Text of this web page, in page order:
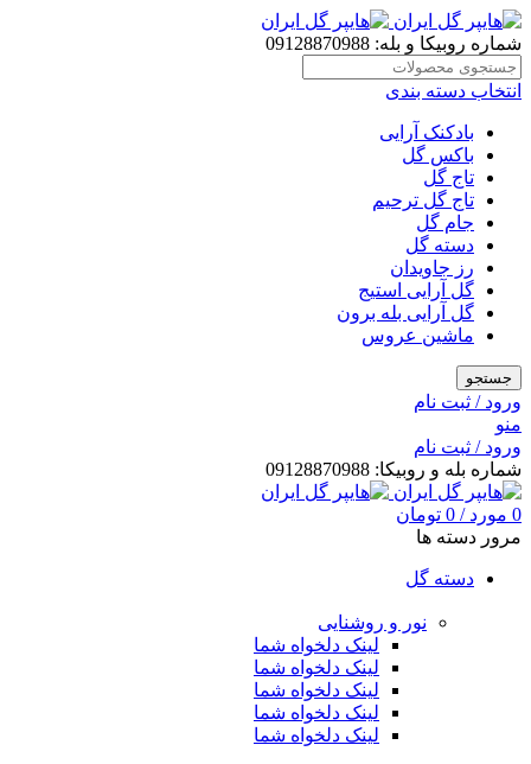
شماره روبیکا و بله: 09128870988
انتخاب دسته بندی
بادکنک آرایی
باکس گل
تاج گل
تاج گل ترحیم
جام گل
دسته گل
رز جاویدان
گل آرایی استیج
گل آرایی بله برون
ماشین عروس
جستجو
ورود / ثبت نام
منو
ورود / ثبت نام
شماره بله و روبیکا: 09128870988
0 مورد /
0 تومان
مرور دسته ها
دسته گل
نور و روشنایی
لینک دلخواه شما
لینک دلخواه شما
لینک دلخواه شما
لینک دلخواه شما
لینک دلخواه شما